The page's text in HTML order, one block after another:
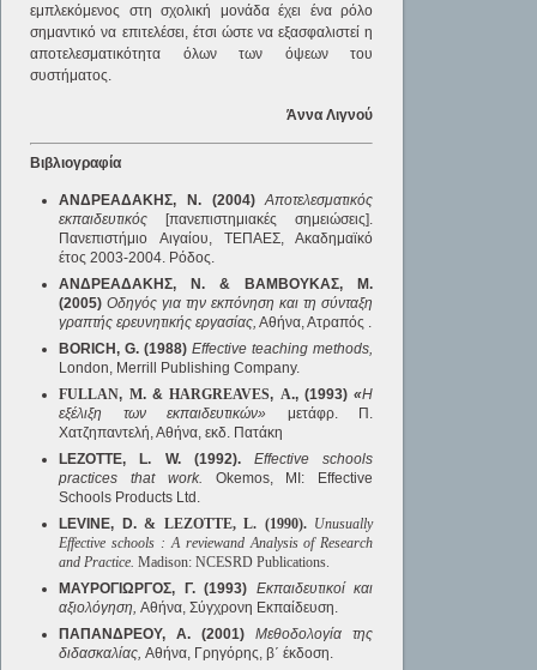
εμπλεκόμενος στη σχολική μονάδα έχει ένα ρόλο
σημαντικό να επιτελέσει, έτσι ώστε να εξασφαλιστεί η
αποτελεσματικότητα όλων των όψεων του
συστήματος.
Άννα Λιγνού
Βιβλιογραφία
ΑΝΔΡΕΑΔΑΚΗΣ, Ν. (2004)Αποτελεσματικός
εκπαιδευτικός
[πανεπιστημιακές σημειώσεις].
Πανεπιστήμιο Αιγαίου, ΤΕΠΑΕΣ, Ακαδημαϊκό
έτος 2003-2004. Ρόδος.
ΑΝΔΡΕΑΔΑΚΗΣ, Ν. & ΒΑΜΒΟΥΚΑΣ, Μ.
(2005)Οδηγός για την εκπόνηση και τη σύνταξη
γραπτής ερευνητικής εργασίας, Αθήνα, Ατραπός .
ΒORICH, G. (1988)Effective teaching methods,
London, Merrill Publishing Company.
FULLAN, M. &HARGREAVES, A., (1993)«Η
εξέλιξη των εκπαιδευτικών» μετάφρ. Π.
Χατζηπαντελή, Αθήνα, εκδ. Πατάκη
LEZOTTE, L. W. (1992).Effective schools
practices that work. Okemos, MI: Effective
Schools Products Ltd.
LEVINE, D. & LEZOTTE, L. (1990). Unusually
Effective schools : A reviewand Analysis of Research
and Practice.Madison: NCESRD Publications.
ΜΑΥΡΟΓΙΩΡΓΟΣ, Γ. (1993) Εκπαιδευτικοί και
αξιολόγηση,Αθήνα, Σύγχρονη Εκπαίδευση.
ΠΑΠΑΝΔΡΕΟΥ, Α. (2001)Μεθοδολογία της
διδασκαλίας,Αθήνα, Γρηγόρης, β΄ έκδοση.